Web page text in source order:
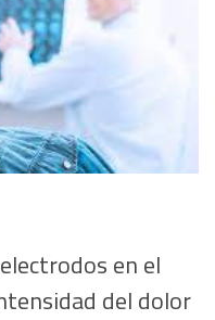
en el
del dolor